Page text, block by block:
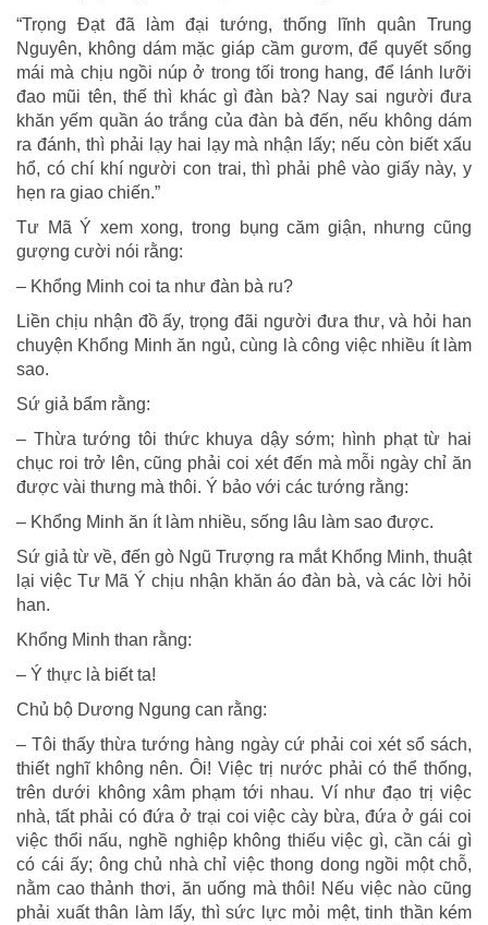
“Trọng Đạt đã làm đại tướng, thống lĩnh quân Trung
Nguyên, không dám mặc giáp cầm gươm, để quyết sống
mái mà chịu ngồi núp ở trong tối trong hang, để lánh lưỡi
đao mũi tên, thế thì khác gì đàn bà? Nay sai người đưa
khăn yếm quần áo trắng của đàn bà đến, nếu không dám
ra đánh, thì phải lạy hai lạy mà nhận lấy; nếu còn biết xấu
hổ, có chí khí người con trai, thì phải phê vào giấy này, y
hẹn ra giao chiến.”
Tư Mã Ý xem xong, trong bụng căm giận, nhưng cũng
gượng cười nói rằng:
– Khổng Minh coi ta như đàn bà ru?
Liền chịu nhận đồ ấy, trọng đãi người đưa thư, và hỏi han
chuyện Khổng Minh ăn ngủ, cùng là công việc nhiều ít làm
sao.
Sứ giả bẩm rằng:
– Thừa tướng tôi thức khuya dậy sớm; hình phạt từ hai
chục roi trở lên, cũng phải coi xét đến mà mỗi ngày chỉ ăn
được vài thưng mà thôi. Ý bảo với các tướng rằng:
– Khổng Minh ăn ít làm nhiều, sống lâu làm sao được.
Sứ giả từ về, đến gò Ngũ Trượng ra mắt Khổng Minh, thuật
lại việc Tư Mã Ý chịu nhận khăn áo đàn bà, và các lời hỏi
han.
Khổng Minh than rằng:
– Ý thực là biết ta!
Chủ bộ Dương Ngung can rằng:
– Tôi thấy thừa tướng hàng ngày cứ phải coi xét sổ sách,
thiết nghĩ không nên. Ôi! Việc trị nước phải có thể thống,
trên dưới không xâm phạm tới nhau. Ví như đạo trị việc
nhà, tất phải có đứa ở trại coi việc cày bừa, đứa ở gái coi
việc thổi nấu, nghề nghiệp không thiếu việc gì, cần cái gì
có cái ấy; ông chủ nhà chỉ việc thong dong ngồi một chỗ,
nằm cao thảnh thơi, ăn uống mà thôi! Nếu việc nào cũng
phải xuất thân làm lấy, thì sức lực mỏi mệt, tinh thần kém